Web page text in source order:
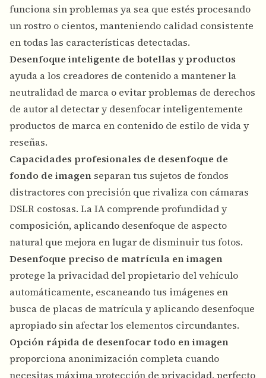
funciona sin problemas ya sea que estés procesando
un rostro o cientos, manteniendo calidad consistente
en todas las características detectadas.
Desenfoque inteligente de botellas y productos
ayuda a los creadores de contenido a mantener la
neutralidad de marca o evitar problemas de derechos
de autor al detectar y desenfocar inteligentemente
productos de marca en contenido de estilo de vida y
reseñas.
Capacidades profesionales de desenfoque de
fondo de imagen separan tus sujetos de fondos
distractores con precisión que rivaliza con cámaras
DSLR costosas. La IA comprende profundidad y
composición, aplicando desenfoque de aspecto
natural que mejora en lugar de disminuir tus fotos.
Desenfoque preciso de matrícula en imagen
protege la privacidad del propietario del vehículo
automáticamente, escaneando tus imágenes en
busca de placas de matrícula y aplicando desenfoque
apropiado sin afectar los elementos circundantes.
Opción rápida de desenfocar todo en imagen
proporciona anonimización completa cuando
necesitas máxima protección de privacidad, perfecto